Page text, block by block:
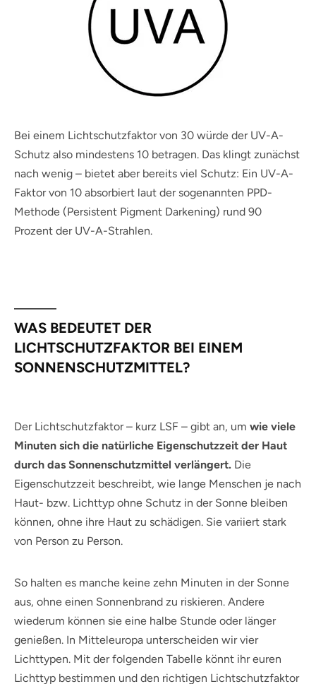
Bei einem Lichtschutzfaktor von 30 würde der UV-A-
Schutz also mindestens 10 betragen. Das klingt zunächst
nach wenig – bietet aber bereits viel Schutz: Ein UV-A-
Faktor von 10 absorbiert laut der sogenannten PPD-
Methode (Persistent Pigment Darkening) rund 90
Prozent der UV-A-Strahlen.
WAS BEDEUTET DER
LICHTSCHUTZFAKTOR BEI EINEM
SONNENSCHUTZMITTEL?
Der Lichtschutzfaktor – kurz LSF – gibt an, um wie viele
Minuten sich die natürliche Eigenschutzzeit der Haut
durch das Sonnenschutzmittel verlängert. Die
Eigenschutzzeit beschreibt, wie lange Menschen je nach
Haut- bzw. Lichttyp ohne Schutz in der Sonne bleiben
können, ohne ihre Haut zu schädigen. Sie variiert stark
von Person zu Person.
So halten es manche keine zehn Minuten in der Sonne
aus, ohne einen Sonnenbrand zu riskieren. Andere
wiederum können sie eine halbe Stunde oder länger
genießen. In Mitteleuropa unterscheiden wir vier
Lichttypen. Mit der folgenden Tabelle könnt ihr euren
Lichttyp bestimmen und den richtigen Lichtschutzfaktor